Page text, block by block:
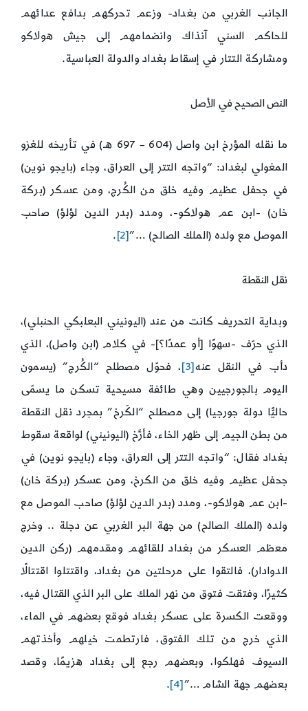
الجانب الغربي من بغداد- وزعم تحركهم بدافع عدائهم
للحاكم السني آنذاك وانضمامهم إلى جيش هولاكو
ومشاركة التتار في إسقاط بغداد والدولة العباسية.
النص الصحيح في الأصل
ما نقله المؤرخ ابن واصل (604 – 697 هـ) في تأريخه للغزو
المغولي لبغداد: “واتجه التتر إلى العراق، وجاء (بايجو نوين)
في جحفل عظيم وفيه خلق من الكُرج، ومن عسكر (بركة
خان) -ابن عم هولاكو-، ومدد (بدر الدين لؤلؤ) صاحب
الموصل مع ولده (الملك الصالح) …”[2]
.
نقل النقطة
وبداية التحريف كانت من عند (اليونيني البعلبكي الحنبلي)،
الذي حرّف -سهوًا [أو عمدًا؟]- في كلام (ابن واصل)، الذي
دأب في النقل عنه[3]
، فحوّل مصطلح “الكُرج” (يسمون
اليوم بالجورجيين وهي طائفة مسيحية تسكن ما يسمّى
حاليًّا دولة جورجيا) إلى مصطلح “الكَرخ” بمجرد نقل النقطة
من بطن الجيم إلى ظهر الخاء، فأرَّخ (اليونيني) لواقعة سقوط
بغداد فقال: “واتجه التتر إلى العراق، وجاء (بايجو نوين) في
جحفل عظيم وفيه خلق من الكرخ، ومن عسكر (بركة خان)
-ابن عم هولاكو-، ومدد (بدر الدين لؤلؤ) صاحب الموصل مع
ولده (الملك الصالح) من جهة البر الغربي عن دجلة .. وخرج
معظم العسكر من بغداد للقائهم ومقدمهم (ركن الدين
الدوادار)، فالتقوا على مرحلتين من بغداد، واقتتلوا اقتتالًا
كثيرًا، وفتقت فتوق من نهر الملك على البر الذي القتال فيه،
ووقعت الكسرة على عسكر بغداد فوقع بعضهم في الماء،
الذي خرج من تلك الفتوق، فارتطمت خيلهم وأخذتهم
السيوف فهلكوا، وبعضهم رجع إلى بغداد هزيمًا، وقصد
بعضهم جهة الشام …”[4]
.